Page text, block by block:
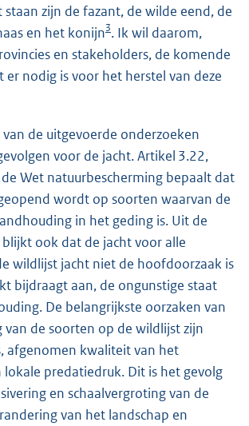
zijn de fazant, de wilde eend, de
en het konijn3. Ik wil daarom,
en stakeholders, de komende
nodig is voor het herstel van deze
de uitgevoerde onderzoeken
voor de jacht. Artikel 3.22,
Wet natuurbescherming bepaalt dat
wordt op soorten waarvan de
in het geding is. Uit de
ook dat de jacht voor alle
wildlijst jacht niet de hoofdoorzaak is
bijdraagt aan, de ongunstige staat
De belangrijkste oorzaken van
van de soorten op de wildlijst zijn
afgenomen kwaliteit van het
lokale predatiedruk. Dit is het gevolg
en schaalvergroting van de
van het landschap en